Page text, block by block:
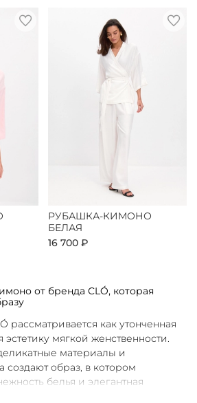
РУБАШКА-КИМОНО
БЕЛАЯ
16 700 ₽
от бренда CLÓ, которая
рассматривается как утонченная
мягкой женственности.
материалы и
создают образ, в котором
белья и элегантная